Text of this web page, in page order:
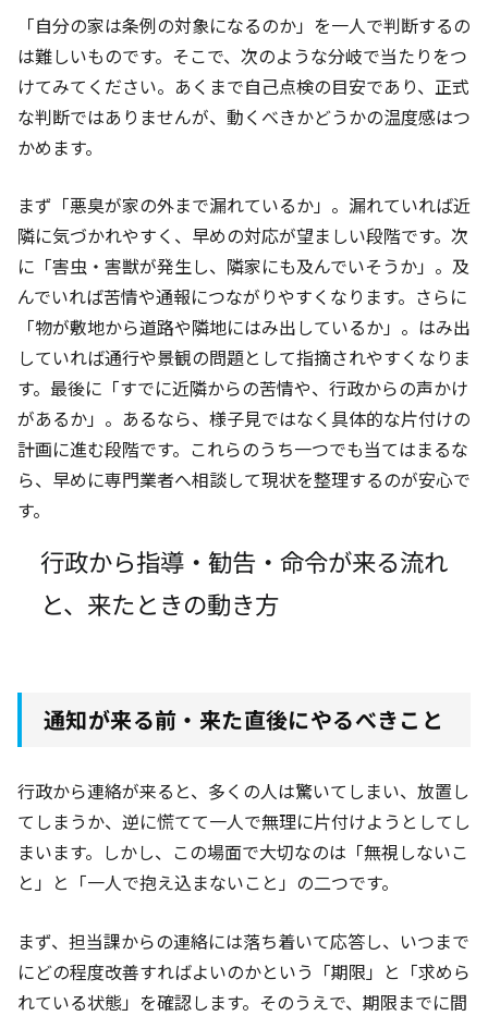
「自分の家は条例の対象になるのか」を一人で判断するの
は難しいものです。そこで、次のような分岐で当たりをつ
けてみてください。あくまで自己点検の目安であり、正式
な判断ではありませんが、動くべきかどうかの温度感はつ
かめます。
まず「悪臭が家の外まで漏れているか」。漏れていれば近
隣に気づかれやすく、早めの対応が望ましい段階です。次
に「害虫・害獣が発生し、隣家にも及んでいそうか」。及
んでいれば苦情や通報につながりやすくなります。さらに
「物が敷地から道路や隣地にはみ出しているか」。はみ出
していれば通行や景観の問題として指摘されやすくなりま
す。最後に「すでに近隣からの苦情や、行政からの声かけ
があるか」。あるなら、様子見ではなく具体的な片付けの
計画に進む段階です。これらのうち一つでも当てはまるな
ら、早めに専門業者へ相談して現状を整理するのが安心で
す。
行政から指導・勧告・命令が来る流れ
と、来たときの動き方
通知が来る前・来た直後にやるべきこと
行政から連絡が来ると、多くの人は驚いてしまい、放置し
てしまうか、逆に慌てて一人で無理に片付けようとしてし
まいます。しかし、この場面で大切なのは「無視しないこ
と」と「一人で抱え込まないこと」の二つです。
まず、担当課からの連絡には落ち着いて応答し、いつまで
にどの程度改善すればよいのかという「期限」と「求めら
れている状態」を確認します。そのうえで、期限までに間